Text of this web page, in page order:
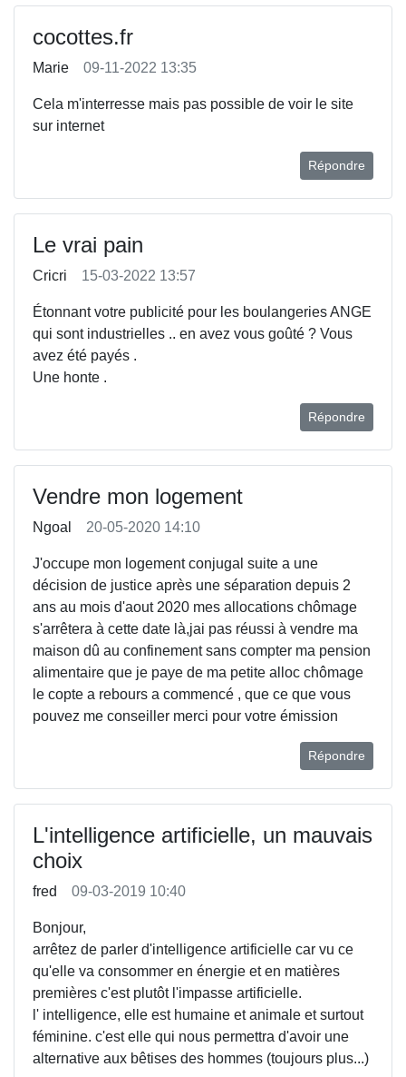
cocottes.fr
Marie 09-11-2022 13:35
Cela m'interresse mais pas possible de voir le site
sur internet
Répondre
Le vrai pain
Cricri 15-03-2022 13:57
Étonnant votre publicité pour les boulangeries ANGE
qui sont industrielles .. en avez vous goûté ? Vous
avez été payés .
Une honte .
Répondre
Vendre mon logement
Ngoal 20-05-2020 14:10
J'occupe mon logement conjugal suite a une
décision de justice après une séparation depuis 2
ans au mois d'aout 2020 mes allocations chômage
s'arrêtera à cette date là,jai pas réussi à vendre ma
maison dû au confinement sans compter ma pension
alimentaire que je paye de ma petite alloc chômage
le copte a rebours a commencé , que ce que vous
pouvez me conseiller merci pour votre émission
Répondre
L'intelligence artificielle, un mauvais
choix
fred 09-03-2019 10:40
Bonjour,
arrêtez de parler d'intelligence artificielle car vu ce
qu'elle va consommer en énergie et en matières
premières c'est plutôt l'impasse artificielle.
l' intelligence, elle est humaine et animale et surtout
féminine. c'est elle qui nous permettra d'avoir une
alternative aux bêtises des hommes (toujours plus...)